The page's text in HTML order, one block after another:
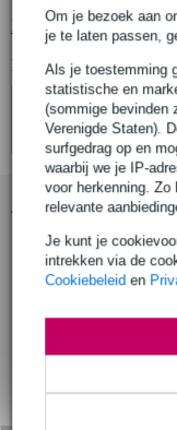
Om je bezoek aan
je te laten passen,
Als je toestemming
statistische en
(sommige bevinden
Verenigde Staten).
surfgedrag op en
waarbij we je IP-
voor herkenning. Zo
relevante
Je kunt je
intrekken via de
Cookiebeleid en
Bekijk alle
Bekijk ook eens (4)
Accessoires (22)